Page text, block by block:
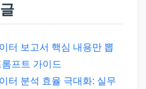
터 보고서 핵심 내용만 뽑
프트 가이드
터 분석 효율 극대화: 실무